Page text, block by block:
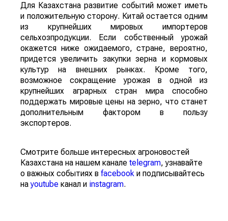
Для Казахстана развитие событий может иметь
и положительную сторону. Китай остается одним
из крупнейших мировых импортеров
сельхозпродукции. Если собственный урожай
окажется ниже ожидаемого, стране, вероятно,
придется увеличить закупки зерна и кормовых
культур на внешних рынках. Кроме того,
возможное сокращение урожая в одной из
крупнейших аграрных стран мира способно
поддержать мировые цены на зерно, что станет
дополнительным фактором в пользу
экспортеров.
Смотрите больше интересных агроновостей
Казахстана на нашем канале telegram, узнавайте
о важных событиях в facebook и подписывайтесь
наyoutube канал и instagram.